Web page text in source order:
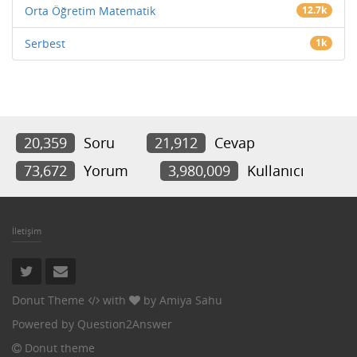
Orta Öğretim Matematik 12.7k
Serbest 1k
20,359 Soru 21,912
Cevap
73,672
Yorum 3,980,009 Kullanıcı
İletişim
Donut Theme with by Amiya Sahu
Powered by Question2Answer
Donut theme